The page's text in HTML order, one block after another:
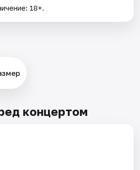
18+.
концертом